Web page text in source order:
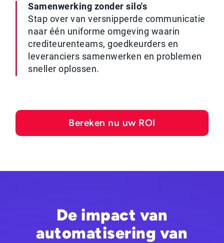
Samenwerking zonder silo's
Stap over van versnipperde communicatie
naar één uniforme omgeving waarin
crediteurenteams, goedkeurders en
leveranciers samenwerken en problemen
sneller oplossen.
Bereken nu uw ROI
De impact van
automatisering van